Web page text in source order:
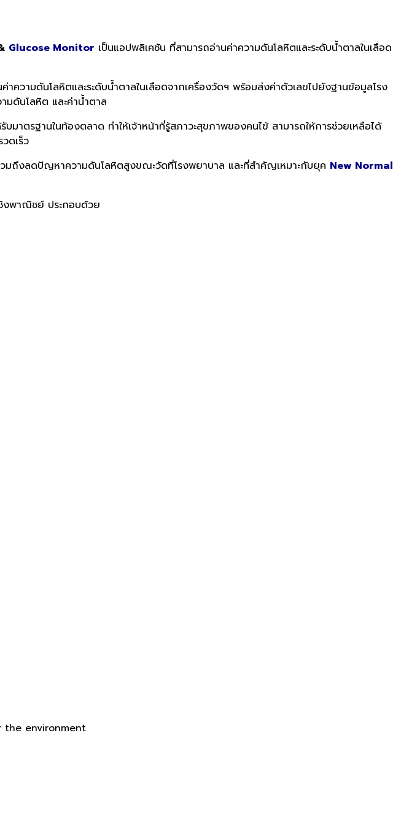
Glucose Monitor เป็นแอปพลิเคชัน ที่สามารถอ่านค่าความดันโลหิตและระดับน้ำตาลในเลือด
วามดันโลหิตและระดับน้ำตาลในเลือดจากเครื่องวัดฯ พร้อมส่งค่าตัวเลขไปยังฐานข้อมูลโรง
มดันโลหิต และค่าน้ำตาล
าตรฐานในท้องตลาด ทำให้เจ้าหน้าที่รู้สภาวะสุขภาพของคนไข้ สามารถให้การช่วยเหลือได้
ดเร็ว
มถึงลดปัญหาความดันโลหิตสูงขณะวัดที่โรงพยาบาล และที่สำคัญเหมาะกับยุค New Normal
งพาณิชย์ ประกอบด้วย
the environment